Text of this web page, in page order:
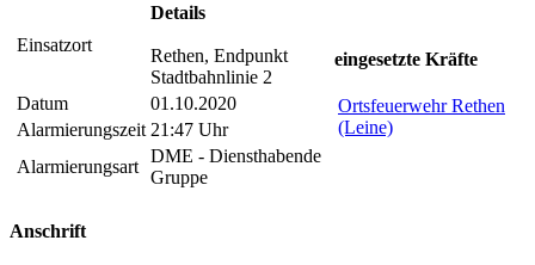
Einsatzort
Details
Rethen, Endpunkt
Stadtbahnlinie 2
Datum
01.10.2020
Alarmierungszeit 21:47 Uhr
Alarmierungsart
DME - Diensthabende
Gruppe
eingesetzte Kräfte
Ortsfeuerwehr Rethen
(Leine)
Anschrift